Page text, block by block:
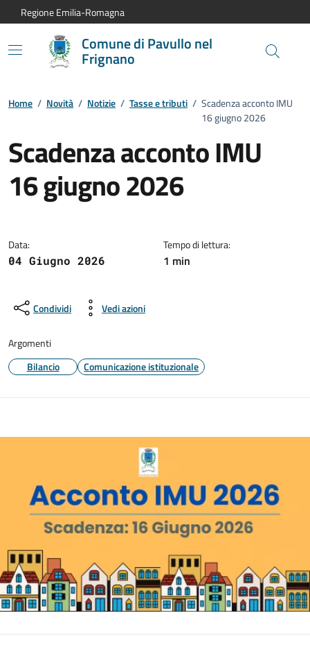
Vai al contenuto principale
Vai alla navigazione del sito
Vai al piede di pagina
Regione Emilia-Romagna
Comune di Pavullo nel
Frignano
Home / Novità / Notizie / Tasse e tributi / Scadenza acconto IMU
16 giugno 2026
Scadenza acconto IMU
16 giugno 2026
Data:
04 Giugno 2026
Tempo di lettura:
1 min
Condividi Vedi azioni
Argomenti
Bilancio
Comunicazione istituzionale